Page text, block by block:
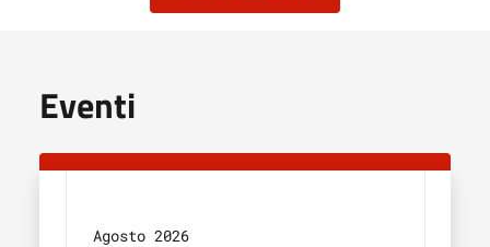
Eventi
Agosto 2026